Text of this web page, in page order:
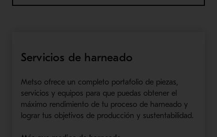
Servicios de harneado
Metso ofrece un completo portafolio de piezas,
servicios y equipos para que puedas obtener el
máximo rendimiento de tu proceso de harneado y
lograr tus objetivos de producción y sustentabilidad.